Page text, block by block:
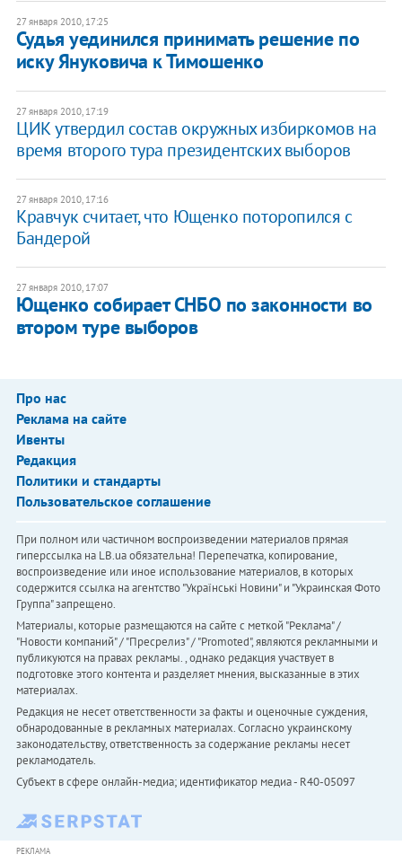
27 января 2010, 17:25
Судья уединился принимать решение по
иску Януковича к Тимошенко
27 января 2010, 17:19
ЦИК утвердил состав окружных избиркомов на
время второго тура президентских выборов
27 января 2010, 17:16
Кравчук считает, что Ющенко поторопился с
Бандерой
27 января 2010, 17:07
Ющенко собирает СНБО по законности во
втором туре выборов
Про нас
Реклама на сайте
Ивенты
Редакция
Политики и стандарты
Пользовательское соглашение
При полном или частичном воспроизведении материалов прямая
гиперссылка на LB.ua обязательна! Перепечатка, копирование,
воспроизведение или иное использование материалов, в которых
содержится ссылка на агентство "Українськi Новини" и "Украинская Фото
Группа" запрещено.
Материалы, которые размещаются на сайте с меткой "Реклама" /
"Новости компаний" / "Пресрелиз" / "Promoted", являются рекламными и
публикуются на правах рекламы. , однако редакция участвует в
подготовке этого контента и разделяет мнения, высказанные в этих
материалах.
Редакция не несет ответственности за факты и оценочные суждения,
обнародованные в рекламных материалах. Согласно украинскому
законодательству, ответственность за содержание рекламы несет
рекламодатель.
Субъект в сфере онлайн-медиа; идентификатор медиа - R40-05097
РЕКЛАМА